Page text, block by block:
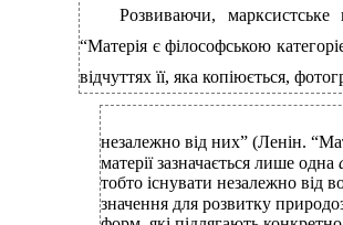
Розвиваючи,
“Матерія є філософською
відчуттях її, яка копіюється,
незалежно від них” (Ленін.
матерії зазначається лише одна
тобто існувати незалежно від
значення для розвитку